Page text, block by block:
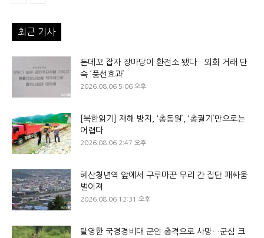
최근 기사
돈데꼬 잡자 장마당이 환전소 됐다…외화 거래 단
속 ‘풍선효과’
2026.08.06 5:06 오후
[북한읽기] 재해 방지, ‘총동원’, ‘총궐기’만으로는
어렵다
2026.08.06 2:47 오후
혜산청년역 앞에서 구루마꾼 무리 간 집단 패싸움
벌어져
2026.08.06 12:31 오후
탈영한 국경경비대 군인 총격으로 사망…군심 크